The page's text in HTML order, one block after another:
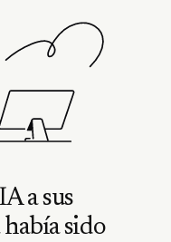
a sus
sido